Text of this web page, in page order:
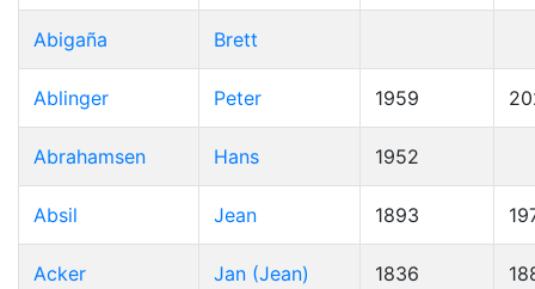
Abigaña Brett
Ablinger Peter 1959
Abrahamsen Hans 1952
Absil Jean 1893
Acker
Jan (Jean)
1836